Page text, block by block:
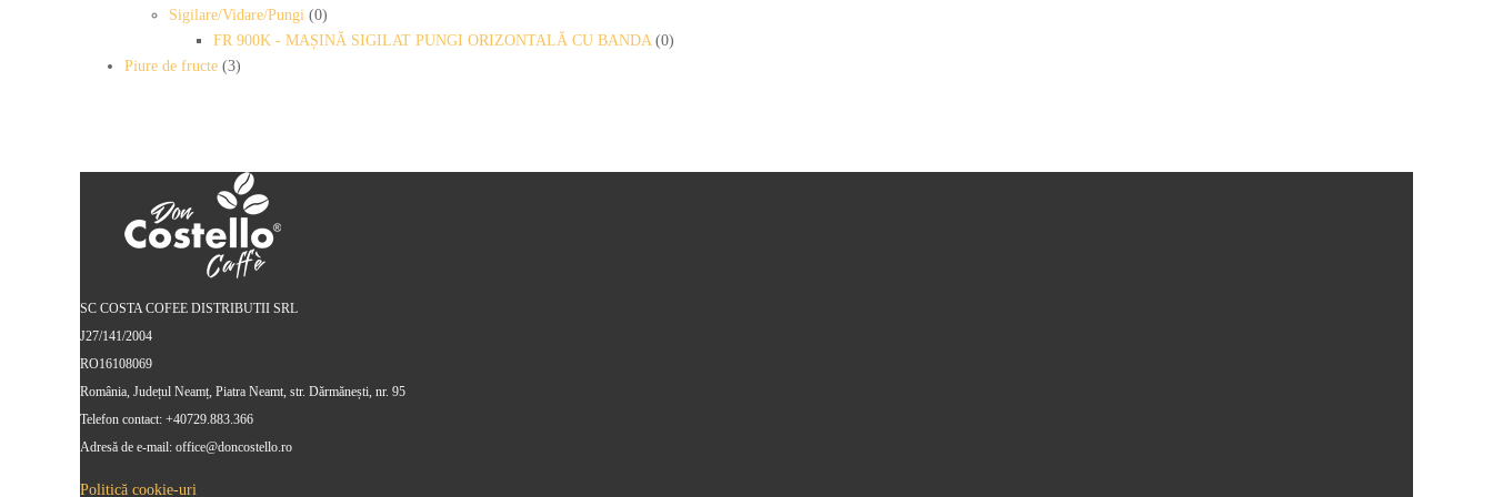
Sigilare/Vidare/Pungi (0)
FR 900K - MAȘINĂ SIGILAT PUNGI ORIZONTALĂ CU BANDA (0)
Piure de fructe (3)
SC COSTA COFEE DISTRIBUTII SRL
J27/141/2004
RO16108069
România, Județul Neamț, Piatra Neamt, str. Dărmănești, nr. 95
Telefon contact: +40729.883.366
Adresă de e-mail: office@doncostello.ro
Politică cookie-uri